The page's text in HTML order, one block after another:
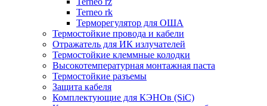
Terneo rk
Терморегулятор для ОША
Термостойкие провода и кабели
Отражатель для ИК излучателей
Термостойкие клеммные колодки
Высокотемпературная монтажная паста
Термостойкие разъемы
Защита кабеля
Комплектующие для КЭНОв (SiC)